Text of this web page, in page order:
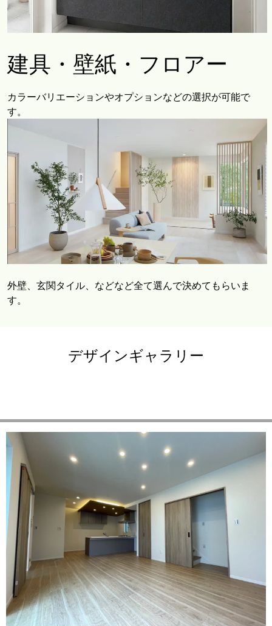
建具・壁紙・フロアー
カラーバリエーションやオプションなどの選択が可能で
す。
外壁、玄関タイル、などなど全て選んで決めてもらいま
す。
デザインギャラリー